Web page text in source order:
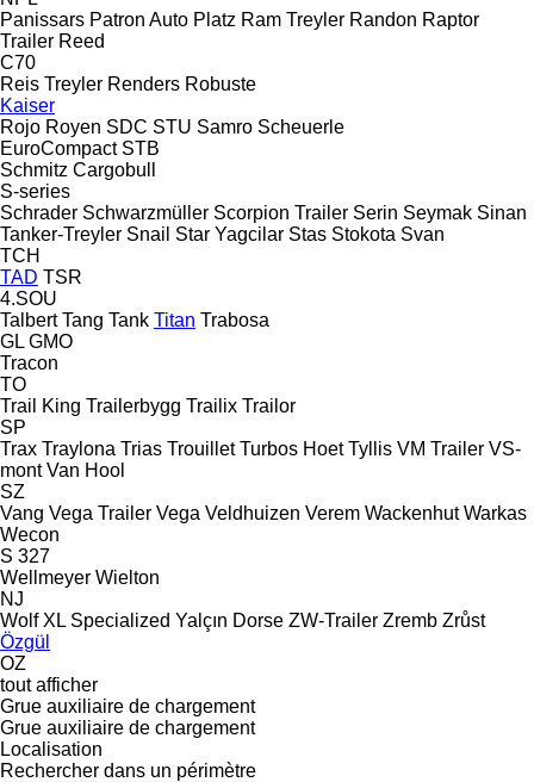
Panissars Patron Auto Platz Ram Treyler Randon Raptor
Trailer Reed
C70
Reis Treyler Renders Robuste
Kaiser
Rojo Royen SDC STU Samro Scheuerle
EuroCompact STB
Schmitz Cargobull
S-series
Schrader Schwarzmüller Scorpion Trailer Serin Seymak Sinan
Tanker-Treyler Snail Star Yagcilar Stas Stokota Svan
TCH
TAD TSR
4.SOU
Talbert Tang Tank Titan Trabosa
GL GMO
Tracon
TO
Trail King Trailerbygg Trailix Trailor
SP
Trax Traylona Trias Trouillet Turbos Hoet Tyllis VM Trailer VS-
mont Van Hool
SZ
Vang Vega Trailer Vega Veldhuizen Verem Wackenhut Warkas
Wecon
S 327
Wellmeyer Wielton
NJ
Wolf XL Specialized Yalçın Dorse ZW-Trailer Zremb Zrůst
Özgül
OZ
tout afficher
Grue auxiliaire de chargement
Grue auxiliaire de chargement
Localisation
Rechercher dans un périmètre